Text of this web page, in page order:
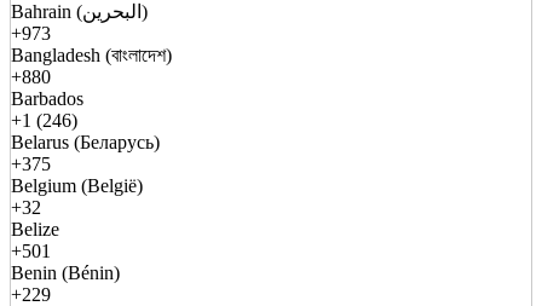
Bahrain (البحرين)
+973
Bangladesh (বাংলাদেশ)
+880
Barbados
+1 (246)
Belarus (Беларусь)
+375
Belgium (België)
+32
Belize
+501
Benin (Bénin)
+229